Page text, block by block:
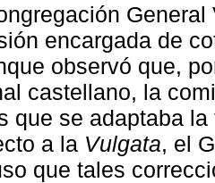
encargada de
observó que,
castellano, la
que se adaptaba
a la Vulgata, el
que tales